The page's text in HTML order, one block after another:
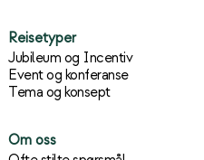
Reisetyper
Jubileum og Incentiv
Event og konferanse
Tema og konsept
Om oss